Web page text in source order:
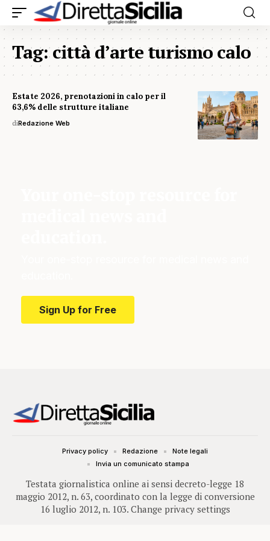
Tag:città d’arte turismo calo
Estate 2026, prenotazioni in calo per il
63,6% delle strutture italiane
diRedazione Web
Sign Up for Free
Testata giornalistica online ai sensi decreto-legge 18
maggio 2012, n. 63, coordinato con la legge di conversione
16 luglio 2012, n. 103. Change privacy settings
Privacy policy Redazione
Note legali
Invia un comunicato stampa